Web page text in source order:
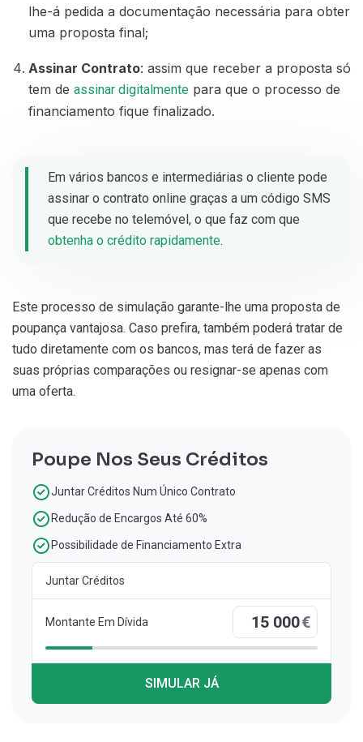
lhe-á pedida a documentação necessária para obter
uma proposta final;
Assinar Contrato: assim que receber a proposta só
tem de assinar digitalmente para que o processo de
financiamento fique finalizado.
Em vários bancos e intermediárias o cliente pode
assinar o contrato online graças a um código SMS
que recebe no telemóvel, o que faz com que
obtenha o crédito rapidamente.
Este processo de simulação garante-lhe uma proposta de
poupança vantajosa. Caso prefira, também poderá tratar de
tudo diretamente com os bancos, mas terá de fazer as
suas próprias comparações ou resignar-se apenas com
uma oferta.
Poupe Nos Seus Créditos
Juntar Créditos Num Único Contrato
Redução de Encargos Até 60%
Possibilidade de Financiamento Extra
Juntar Créditos
Montante Em Dívida €
SIMULAR JÁ